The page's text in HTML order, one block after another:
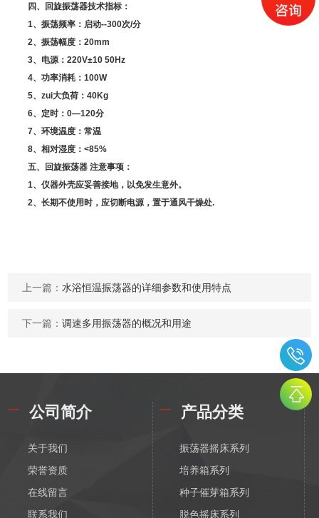
四、 回旋振荡器技术指标：
1、振荡频率：启动--300次/分
2、振荡幅度：20mm
3、电源：220V±10 50Hz
4、功率消耗：100W
5、zui大负荷：40Kg
6、定时：0—120分
7、环境温度：常温
8、相对湿度：<85%
五、 回旋振荡器 注意事项：
1、仪器外壳应妥善接地，以免发生意外。
2、长期不使用时，应切断电源，置于通风干燥处.
上一篇：水浴恒温振荡器的详细参数和使用特点
下一篇：调速多用振荡器的概况和用途
公司简介
关于我们
荣誉资质
在线留言
联系我们
产品分类
振荡器摇床系列
培养箱系列
种子催芽箱系列
脱色摇床系列